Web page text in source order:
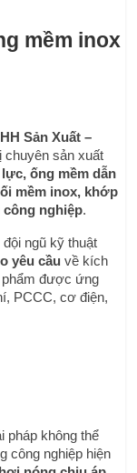
mềm inox
Sản Xuất –
chuyên sản xuất
ống mềm dẫn
mềm inox, khớp
nghiệp.
ngũ kỹ thuật
yêu cầu về kích
phẩm được ứng
PCCC, cơ điện,
pháp không thể
công nghiệp hiện